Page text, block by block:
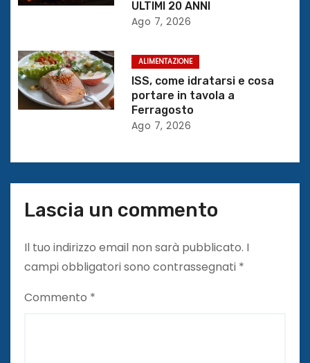
t
i
c
l
ULTIMI 20 ANNI
Ago 7, 2026
ALIMENTAZIONE
ISS, come idratarsi e cosa
portare in tavola a
Ferragosto
Ago 7, 2026
Lascia un commento
Il tuo indirizzo email non sarà pubblicato. I
campi obbligatori sono contrassegnati *
Commento *